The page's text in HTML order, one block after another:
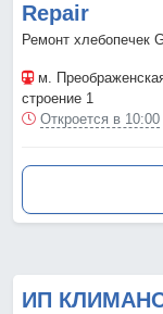
Repair
Ремонт хлебопечек
м.
строение 1
Откроется в 10:00
ИП